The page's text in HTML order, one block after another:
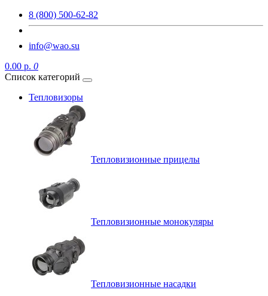
8 (800) 500-62-82
info@wao.su
0.00 р. 0
Список категорий
Тепловизоры
Тепловизионные прицелы
Тепловизионные монокуляры
Тепловизионные насадки